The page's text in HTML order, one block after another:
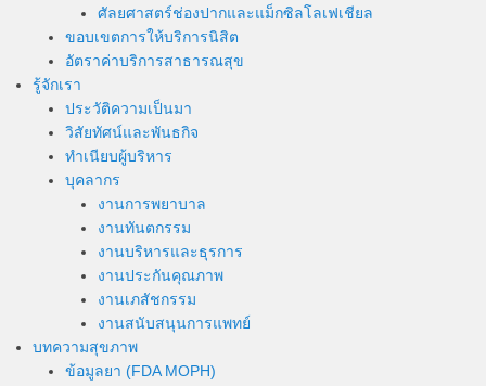
ศัลยศาสตร์ช่องปากและแม็กซิลโลเฟเชียล
ขอบเขตการให้บริการนิสิต
อัตราค่าบริการสาธารณสุข
รู้จักเรา
ประวัติความเป็นมา
วิสัยทัศน์และพันธกิจ
ทำเนียบผู้บริหาร
บุคลากร
งานการพยาบาล
งานทันตกรรม
งานบริหารและธุรการ
งานประกันคุณภาพ
งานเภสัชกรรม
งานสนับสนุนการแพทย์
บทความสุขภาพ
ข้อมูลยา (FDA MOPH)